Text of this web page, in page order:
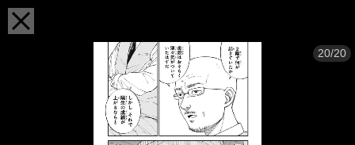
20/20